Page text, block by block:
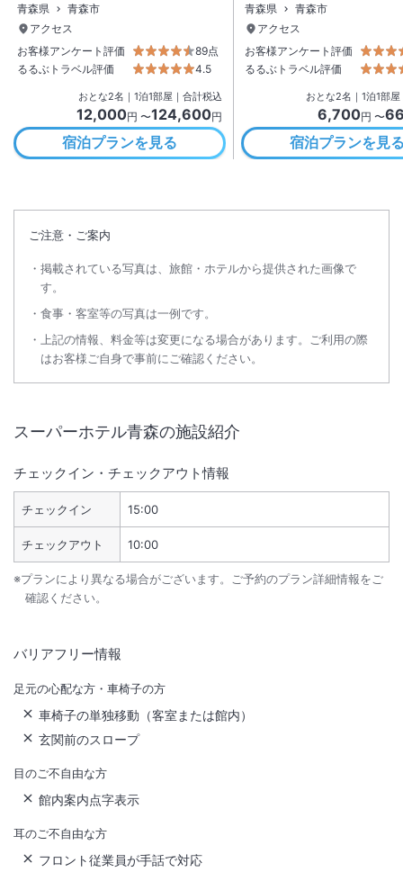
青森県
青森市
アクセス
お客様アンケート評価
89点
るるぶトラベル評価
4.5
おとな2名 ｜ 1泊1部屋｜合計税込
12,000円 〜124,600円
宿泊プランを見る
青森県
青森市
アクセス
お客様アンケート評価
るるぶトラベル評価
おとな2名 ｜ 1泊1部屋
6,700円 〜
宿泊プランを見
ご注意・ご案内
掲載されている写真は、旅館・ホテルから提供された画像で
す。
食事・客室等の写真は一例です。
上記の情報、料金等は変更になる場合があります。ご利用の際
はお客様ご自身で事前にご確認ください。
スーパーホテル青森の施設紹介
チェックイン・チェックアウト情報
チェックイン 15:00
チェックアウト 10:00
※プランにより異なる場合がございます。ご予約のプラン詳細情報をご
確認ください。
バリアフリー情報
足元の心配な方・車椅子の方
車椅子の単独移動（客室または館内）
玄関前のスロープ
目のご不自由な方
館内案内点字表示
耳のご不自由な方
フロント従業員が手話で対応